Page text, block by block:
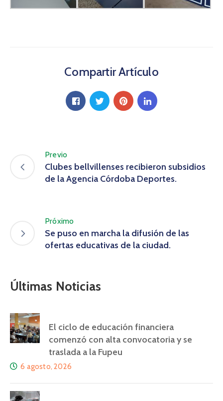
Compartir Artículo
Previo
Clubes bellvillenses recibieron subsidios
de la Agencia Córdoba Deportes.
Próximo
Se puso en marcha la difusión de las
ofertas educativas de la ciudad.
Últimas Noticias
El ciclo de educación financiera
comenzó con alta convocatoria y se
traslada a la Fupeu
6 agosto, 2026